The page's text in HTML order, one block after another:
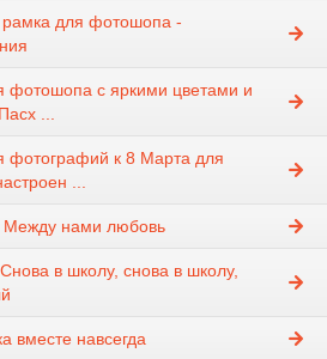
рамка для фотошопа -
фотошопа с яркими цветами и
...
фотографий к 8 Марта для
...
нами любовь
в школу, снова в школу,
вместе навсегда